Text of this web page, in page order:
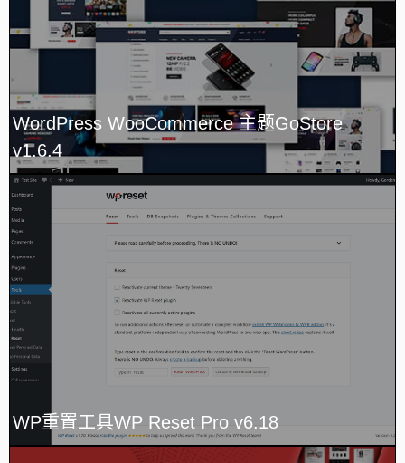
WordPress WooCommerce 主题GoStore
v1.6.4
WP重置工具WP Reset Pro v6.18